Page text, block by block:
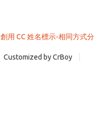
創用 CC 姓名標示-相同方式分
Customized by CrBoy